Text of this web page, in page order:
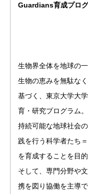
Guardians育成プログ
生物界全体を地球の
生物の恵みを無駄な
基づく、東京大学大
育・研究プログラム。
持続可能な地球社会
践を行う科学者たち
を育成することを目
そして、専門分野や
携を図り協働を主導